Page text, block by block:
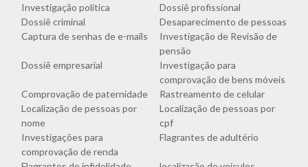
Investigação política
Dossiê profissional
Dossiê criminal
Desaparecimento de pessoas
Captura de senhas de e-mails
Investigação de Revisão de
pensão
Dossiê empresarial
Investigação para
comprovação de bens móveis
Comprovação de paternidade
Rastreamento de celular
Localização de pessoas por
nome
Localização de pessoas por
cpf
Investigações para
comprovação de renda
Flagrantes de adultério